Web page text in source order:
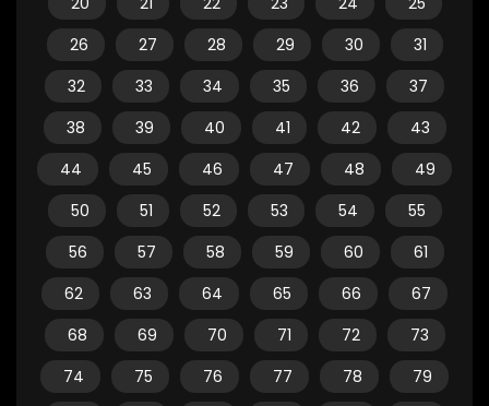
26
27 28 29 30
31
32
33 34 35 36
37
38
39 40 41 42
43
44
45 46 47 48
49
50
51 52 53 54
55
56
57 58 59 60
61
62
63 64 65 66
67
68
69 70 71 72
73
74
75 76 77 78
79